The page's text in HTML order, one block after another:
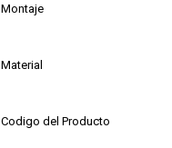
Montaje
Material
Codigo del Producto